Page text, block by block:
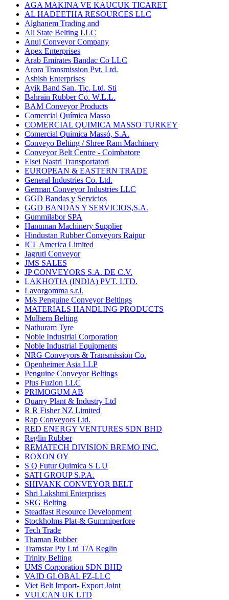
AGA MAKINA VE KAUCUK TICARET
AL HADEETHA RESOURCES LLC
Alghanem Trading and
All State Belting LLC
Anuj Conveyor Company
Apex Enterprises
Arab Emirates Bandac Co LLC
Arora Transmission Pvt. Ltd.
Ashish Enterprises
Ayik Band San. Tic. Ltd. Sti
Bahrain Rubber Co. W.L.L.
BAM Conveyor Products
Comercial Química Masso
COMERCIAL QUIMICA MASSO TURKEY
Comercial Quimica Massó, S.A.
Conveyo Belting / Shree Ram Machinery
Conveyor Belt Centre - Coimbatore
Elsei Nastri Transportatori
EUROPEAN & EASTERN TRADE
General Industries Co. Ltd.
German Conveyor Industries LLC
GGD Bandas y Servicios
GGD BANDAS Y SERVICIOS,S.A.
Gummilabor SPA
Hanuman Machinery Supplier
Hindustan Rubber Conveyors Raipur
ICL America Limited
Jagruti Conveyor
JMS SALES
JP CONVEYORS S.A. DE C.V.
LAKHOTIA (INDIA) PVT. LTD.
Lavorgomma s.r.l.
M/s Penguine Conveyor Beltings
MATERIALS HANDLING PRODUCTS
Mulhern Belting
Nathuram Tyre
Noble Industrial Corporation
Noble Industrial Equipments
NRG Conveyors & Transmission Co.
Openheimer Asia LLP
Penguine Conveyor Beltings
Plus Fuzion LLC
PRIMOGUM AB
Quarry Plant & Industry Ltd
R R Fisher NZ Limited
Rap Conveyors Ltd.
RED ENERGY VENTURES SDN BHD
Reglin Rubber
REMATECH DIVISION BREMO INC.
ROXON OY
S Q Futur Quimica S L U
SATI GROUP S.P.A.
SHIVANK CONVEYOR BELT
Shri Lakshmi Enterprises
SRG Belting
Steadfast Resource Development
Stockholms Plat-& Gummiperfore
Tech Trade
Thaman Rubber
Tramstar Pty Ltd T/A Reglin
Trinity Belting
UMS Corporation SDN BHD
VAID GLOBAL FZ-LLC
Viet Belt Import- Export Joint
VULCAN UK LTD